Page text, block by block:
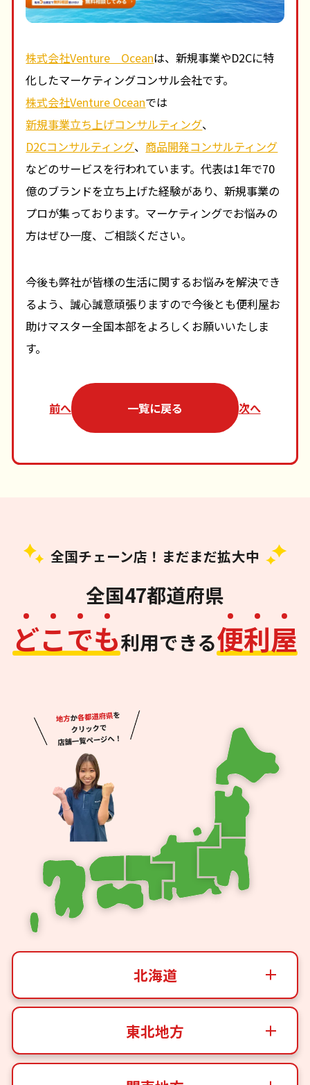
株式会社Venture Oceanは、新規事業やD2Cに特
化したマーケティングコンサル会社です。
株式会社Venture Oceanでは
新規事業立ち上げコンサルティング、
D2Cコンサルティング、 商品開発コンサルティング
などのサービスを行われています。代表は1年で70
億のブランドを立ち上げた経験があり、新規事業の
プロが集っております。マーケティングでお悩みの
方はぜひ一度、ご相談ください。
今後も弊社が皆様の生活に関するお悩みを解決でき
るよう、誠心誠意頑張りますので今後とも便利屋お
助けマスター全国本部をよろしくお願いいたしま
す。
前へ 一覧に戻る 次へ
全国チェーン店！まだまだ拡大中
全国47都道府県
どこでも利用できる便利屋
北海道
東北地方